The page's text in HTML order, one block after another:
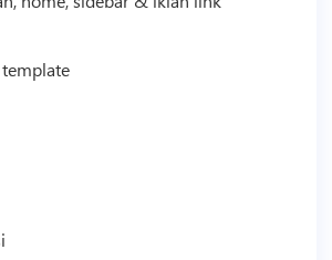
template